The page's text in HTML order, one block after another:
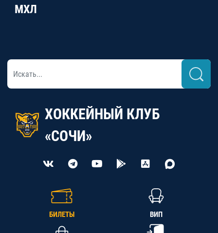
МХЛ
ХОККЕЙНЫЙ КЛУБ
«СОЧИ»
БИЛЕТЫ ВИП